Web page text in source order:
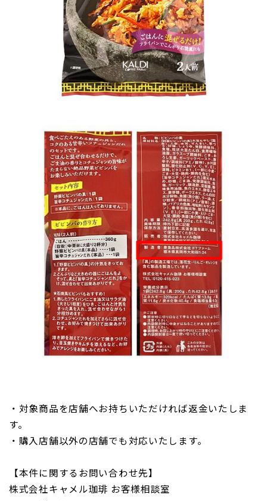
・対象商品を店舗へお持ちいただければ返金いたしま
す。
・購入店舗以外の店舗でも対応いたします。
【本件に関するお問い合わせ先】
株式会社キャメル珈琲 お客様相談室